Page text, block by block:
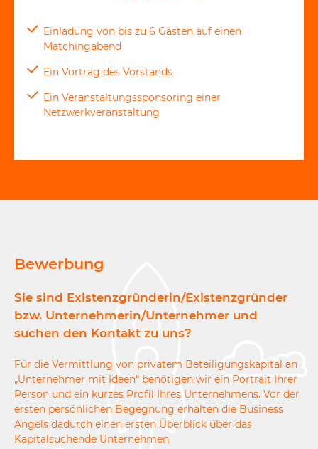
Einladung von bis zu 6 Gästen auf einen
Matchingabend
Ein Vortrag des Vorstands
Ein Veranstaltungssponsoring einer
Netzwerkveranstaltung
Bewerbung
Sie sind Existenzgründerin/Existenzgründer
bzw. Unternehmerin/Unternehmer und
suchen den Kontakt zu uns?
Für die Vermittlung von privatem Beteiligungskapital an
„Unternehmer mit Ideen“ benötigen wir ein Portrait Ihrer
Person und ein kurzes Profil Ihres Unternehmens. Vor der
ersten persönlichen Begegnung erhalten die Business
Angels dadurch einen ersten Überblick über das
Kapitalsuchende Unternehmen.